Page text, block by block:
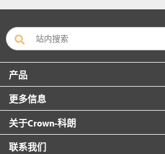
产品
更多信息
关于Crown-科朗
联系我们